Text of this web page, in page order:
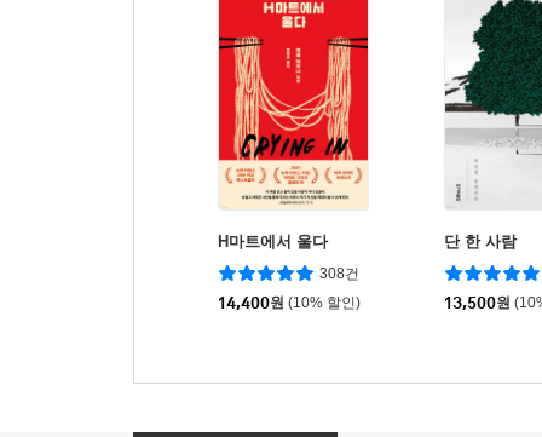
H마트에서 울다
308건
14,400원 (10% 할인)
단 한 사람
13,500원